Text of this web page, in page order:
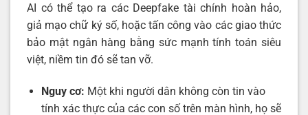
AI có thể tạo ra các Deepfake tài chính hoàn hảo,
giả mạo chữ ký số, hoặc tấn công vào các giao thức
bảo mật ngân hàng bằng sức mạnh tính toán siêu
việt, niềm tin đó sẽ tan vỡ.
Nguy cơ: Một khi người dân không còn tin vào
tính xác thực của các con số trên màn hình, họ sẽ